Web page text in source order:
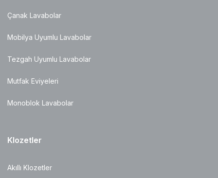
Çanak Lavabolar
Mobilya Uyumlu Lavabolar
Tezgah Uyumlu Lavabolar
Mutfak Eviyeleri
Monoblok Lavabolar
Klozetler
Akıllı Klozetler